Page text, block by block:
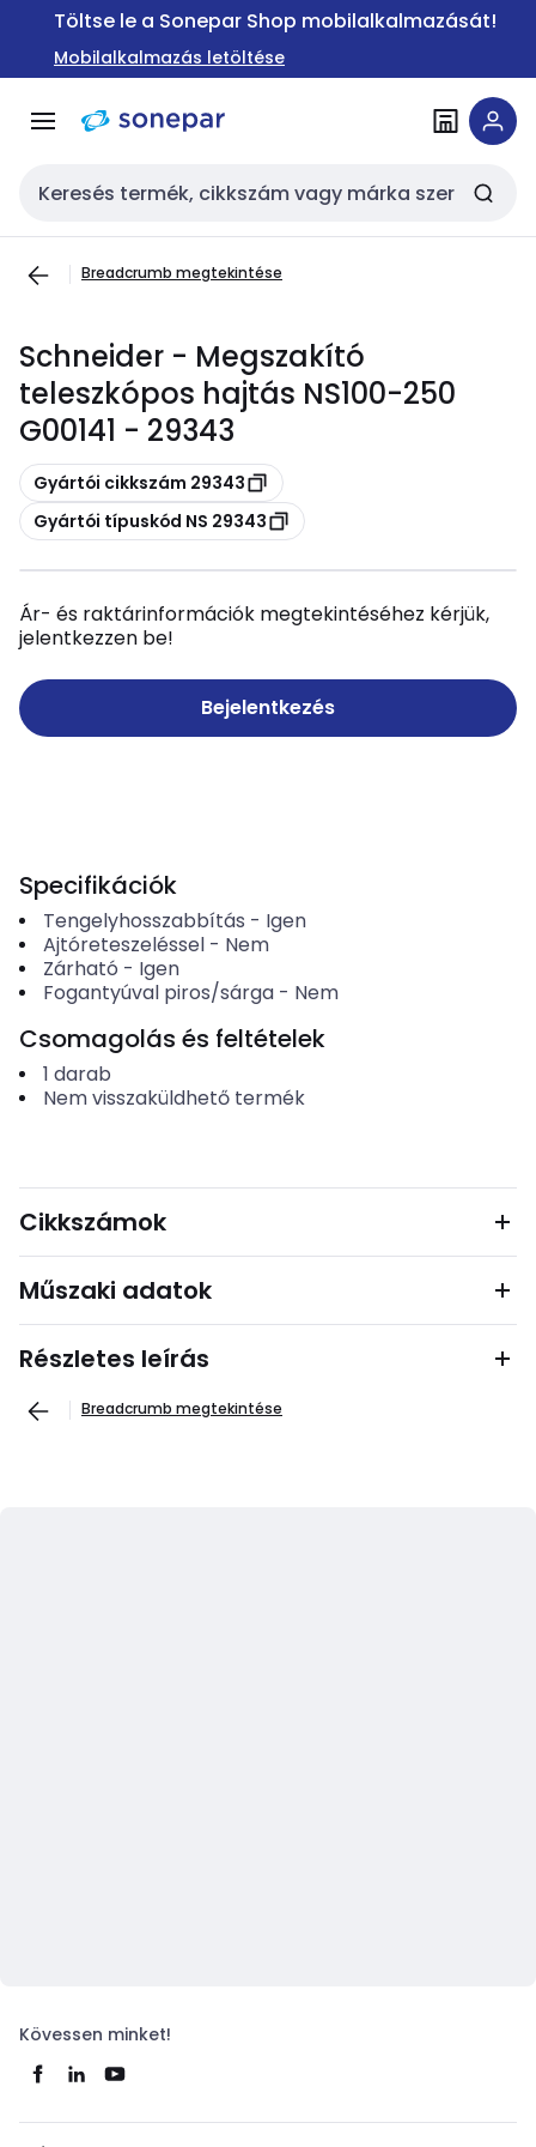
Ugrás a
Ugrás a
tartalomra
Töltse le a Sonepar Shop mobilalkalmazását!
Mobilalkalmazás letöltése
Keresési bemenet
Breadcrumb megtekintése
Schneider - Megszakító
teleszkópos hajtás NS100-250
G00141 - 29343
Másolás
Gyártói cikkszám 29343
Másolás
Gyártói típuskód NS 29343
Ár- és raktárinformációk megtekintéséhez kérjük,
jelentkezzen be!
Bejelentkezés
Specifikációk
Tengelyhosszabbítás - Igen
Ajtóreteszeléssel- Nem
Zárható - Igen
Fogantyúval piros/sárga- Nem
Csomagolás és feltételek
1 darab
Nem visszaküldhető termék
Cikkszámok
Műszaki adatok
Részletes leírás
Breadcrumb megtekintése
Kövessen minket!